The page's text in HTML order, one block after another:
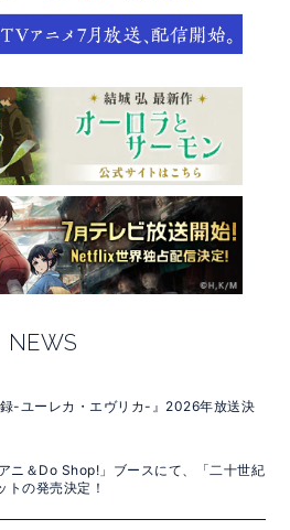
NEWS
-ユーレカ・エヴリカ-』2026年放送決
ニ＆Do Shop!」ブースにて、「二十世紀
トの発売決定！